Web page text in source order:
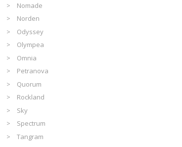
Nomade
Norden
Odyssey
Olympea
Omnia
Petranova
Quorum
Rockland
Sky
Spectrum
Tangram